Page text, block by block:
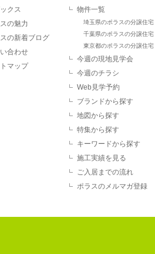
クス
の魅力
の新着ブログ
合わせ
マップ
物件一覧
埼玉県のポラスの分譲住宅
千葉県のポラスの分譲住宅
東京都のポラスの分譲住宅
今週の現地見学会
今週のチラシ
Web見学予約
ブランドから探す
地図から探す
特集から探す
キーワードから探す
施工実績を見る
ご入居までの流れ
ポラスのメルマガ登録